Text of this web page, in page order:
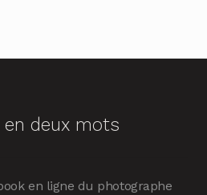
deux mots
en ligne du photographe